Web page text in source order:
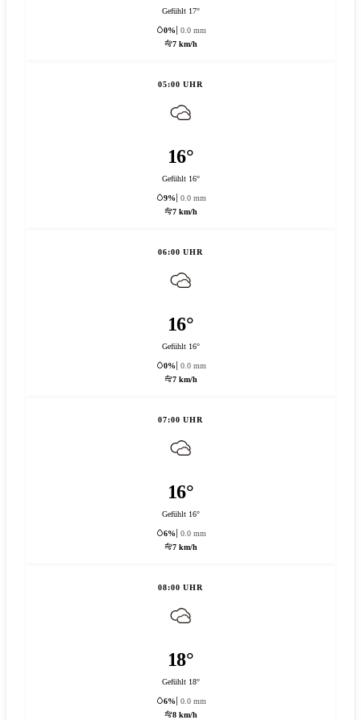
Gefühlt 17°
0%
0.0 mm
7 km/h
05:00 UHR
16°
Gefühlt 16°
9%
0.0 mm
7 km/h
06:00 UHR
16°
Gefühlt 16°
0%
0.0 mm
7 km/h
07:00 UHR
16°
Gefühlt 16°
6%
0.0 mm
7 km/h
08:00 UHR
18°
Gefühlt 18°
6%
0.0 mm
8 km/h